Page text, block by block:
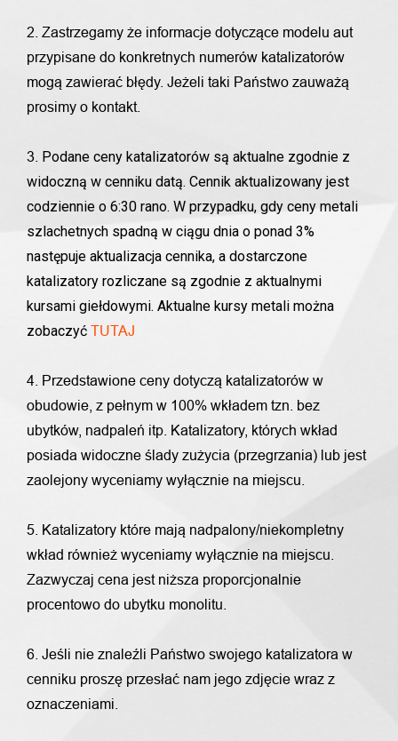
2. Zastrzegamy że informacje dotyczące modelu aut
przypisane do konkretnych numerów katalizatorów
mogą zawierać błędy. Jeżeli taki Państwo zauważą
prosimy o kontakt.
3. Podane ceny katalizatorów są aktualne zgodnie z
widoczną w cenniku datą. Cennik aktualizowany jest
codziennie o 6:30 rano. W przypadku, gdy ceny metali
szlachetnych spadną w ciągu dnia o ponad 3%
następuje aktualizacja cennika, a dostarczone
katalizatory rozliczane są zgodnie z aktualnymi
kursami giełdowymi. Aktualne kursy metali można
zobaczyć TUTAJ
4. Przedstawione ceny dotyczą katalizatorów w
obudowie, z pełnym w 100% wkładem tzn. bez
ubytków, nadpaleń itp. Katalizatory, których wkład
posiada widoczne ślady zużycia (przegrzania) lub jest
zaolejony wyceniamy wyłącznie na miejscu.
5. Katalizatory które mają nadpalony/niekompletny
wkład również wyceniamy wyłącznie na miejscu.
Zazwyczaj cena jest niższa proporcjonalnie
procentowo do ubytku monolitu.
6. Jeśli nie znaleźli Państwo swojego katalizatora w
cenniku proszę przesłać nam jego zdjęcie wraz z
oznaczeniami.